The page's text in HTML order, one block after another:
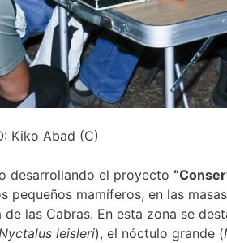
Kiko Abad (C)
desarrollando el proyecto
mamíferos, en las
las Cabras. En esta zona se
Nyctalus leisleri), el nóctulo grande (